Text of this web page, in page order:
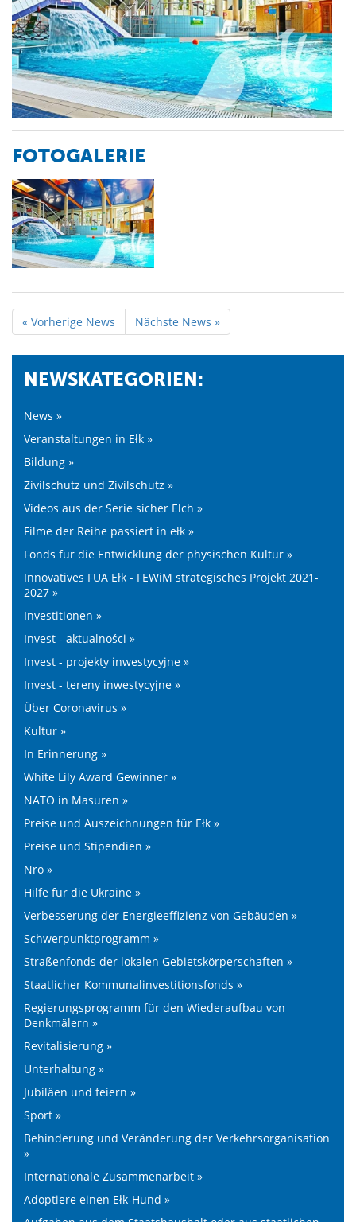
FOTOGALERIE
« Vorherige News Nächste News »
NEWSKATEGORIEN:
News »
Veranstaltungen in Ełk »
Bildung »
Zivilschutz und Zivilschutz »
Videos aus der Serie sicher Elch »
Filme der Reihe passiert in ełk »
Fonds für die Entwicklung der physischen Kultur »
Innovatives FUA Ełk - FEWiM strategisches Projekt 2021-
2027 »
Investitionen »
Invest - aktualności »
Invest - projekty inwestycyjne »
Invest - tereny inwestycyjne »
Über Coronavirus »
Kultur »
In Erinnerung »
White Lily Award Gewinner »
NATO in Masuren »
Preise und Auszeichnungen für Ełk »
Preise und Stipendien »
Nro »
Hilfe für die Ukraine »
Verbesserung der Energieeffizienz von Gebäuden »
Schwerpunktprogramm »
Straßenfonds der lokalen Gebietskörperschaften »
Staatlicher Kommunalinvestitionsfonds »
Regierungsprogramm für den Wiederaufbau von
Denkmälern »
Revitalisierung »
Unterhaltung »
Jubiläen und feiern »
Sport »
Behinderung und Veränderung der Verkehrsorganisation
»
Internationale Zusammenarbeit »
Adoptiere einen Ełk-Hund »